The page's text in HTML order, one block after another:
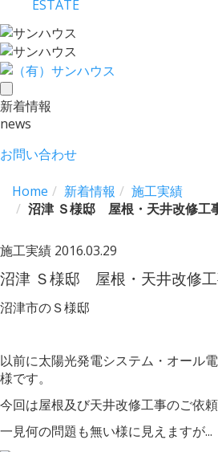
ESTATE
toggle
navigation
新着情報
news
お問い合わせ
Home 新着情報
施工実績
沼津 Ｓ様邸 屋根・天井改修工
施工実績 2016.03.29
沼津 Ｓ様邸 屋根・天井改修
沼津市のＳ様邸
以前に太陽光発電システム・オール
様です。
今回は屋根及び天井改修工事のご依頼
一見何の問題も無い様に見えますが...